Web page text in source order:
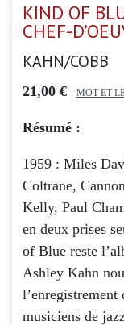
KIND OF
CHEF-
KAHN/COBB
21,00 € - MOT ET
Résumé :
1959 : Miles
Coltrane,
Kelly, Paul
en deux prises
of Blue reste
Ashley Kahn
musiciens de